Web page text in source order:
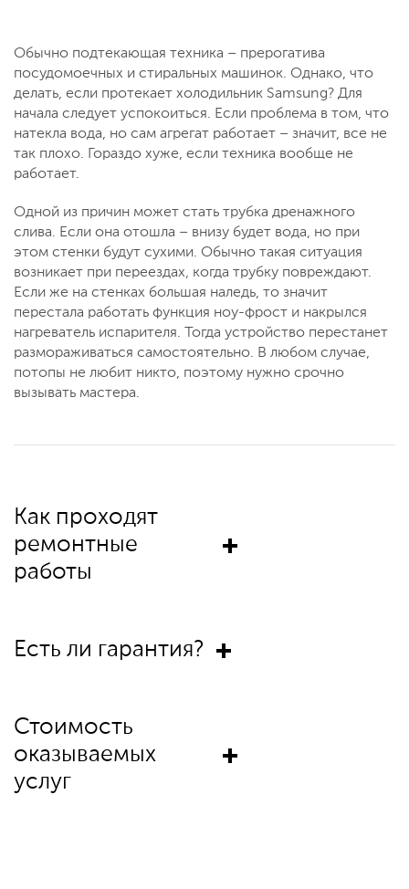
Обычно подтекающая техника – прерогатива
посудомоечных и стиральных машинок. Однако, что
делать, если протекает холодильник Samsung? Для
начала следует успокоиться. Если проблема в том, что
натекла вода, но сам агрегат работает – значит, все не
так плохо. Гораздо хуже, если техника вообще не
работает.
Одной из причин может стать трубка дренажного
слива. Если она отошла – внизу будет вода, но при
этом стенки будут сухими. Обычно такая ситуация
возникает при переездах, когда трубку повреждают.
Если же на стенках большая наледь, то значит
перестала работать функция ноу-фрост и накрылся
нагреватель испарителя. Тогда устройство перестанет
размораживаться самостоятельно. В любом случае,
потопы не любит никто, поэтому нужно срочно
вызывать мастера.
Как проходят
ремонтные
работы
Есть ли гарантия?
Стоимость
оказываемых
услуг